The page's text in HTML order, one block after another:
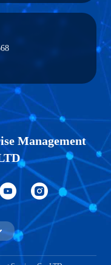
Management